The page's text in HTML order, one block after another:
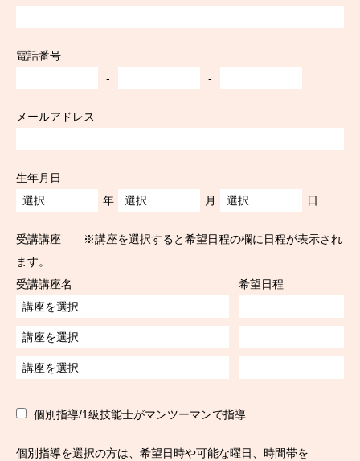
電話番号
-
-
メールアドレス
生年月日
年
月 日
受講講座 ※講座を選択すると希望日程の欄に日程が表示され
ます。
受講講座名
希望日程
個別指導/1級技能士がマンツーマンで指導
個別指導を選択の方は、希望日時や可能な曜日、時間帯を